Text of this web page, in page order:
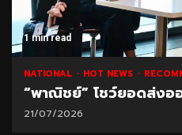
1 min read
NATIONAL HOT NEWS
“พาณิชย์” โชว์ยอดส่งอ
21/07/2026